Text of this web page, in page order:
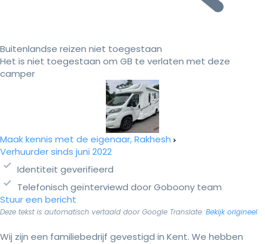
Buitenlandse reizen niet toegestaan
Het is niet toegestaan om GB te verlaten met deze
camper
Maak kennis met de eigenaar, Rakhesh
Verhuurder sinds juni 2022
Identiteit geverifieerd
Telefonisch geïnterviewd door Goboony team
Stuur een bericht
Deze tekst is automatisch vertaald door Google Translate. Bekijk origineel
Wij zijn een familiebedrijf gevestigd in Kent. We hebben